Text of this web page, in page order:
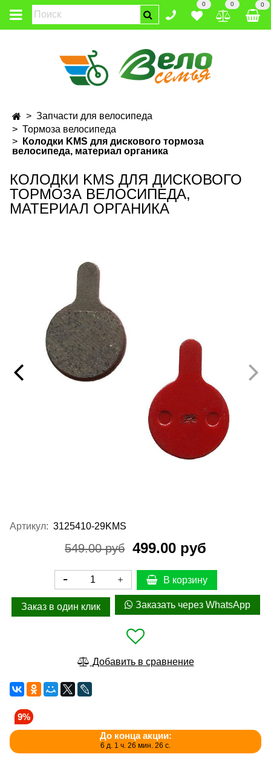
0 0 0
Запчасти для велосипеда
Тормоза велосипеда
Колодки KMS для дискового тормоза
велосипеда, материал органика
КОЛОДКИ KMS ДЛЯ ДИСКОВОГО
ТОРМОЗА ВЕЛОСИПЕДА,
МАТЕРИАЛ ОРГАНИКА
Артикул: 3125410-29KMS
549.00 руб 499.00 руб
В корзину
Заказ в один клик Заказать через WhatsApp
Добавить в сравнение
9%
До конца акции:
6 д. 1 ч. 26 мин. 26 с.